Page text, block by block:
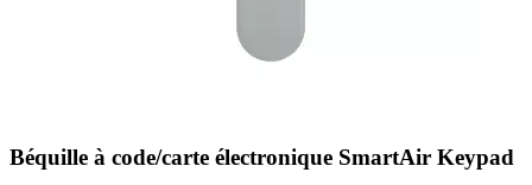
Béquille à code/carte électronique SmartAir Keypad